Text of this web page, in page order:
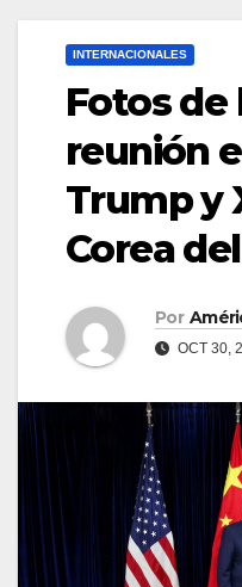
INTERNACIONALES
Fotos de
reunión
Trump y
Corea
Por
OCT 30,